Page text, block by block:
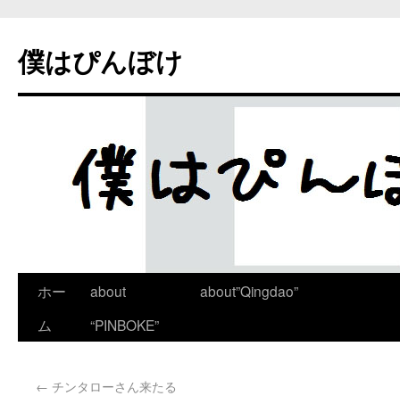
僕はぴんぼけ
ホー
ム
about
“PINBOKE”
about”Qingdao”
← チンタローさん来たる